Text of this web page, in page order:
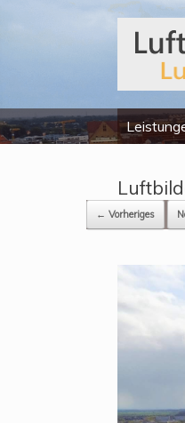
← Vorheriges